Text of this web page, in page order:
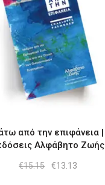
από την επιφάνεια |
Αλφάβητο Ζωής
€15.15
Original
€13.13